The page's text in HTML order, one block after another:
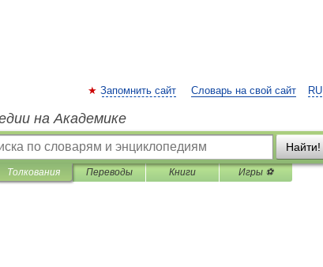
RU
Запомнить сайт Словарь на свой сайт
на Академике
Найти!
Толкования Переводы Книги Игры ⚽